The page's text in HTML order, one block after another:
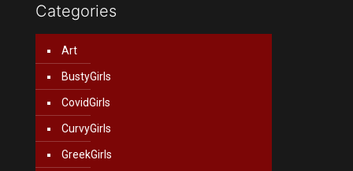
Categories
Art
BustyGirls
CovidGirls
CurvyGirls
GreekGirls